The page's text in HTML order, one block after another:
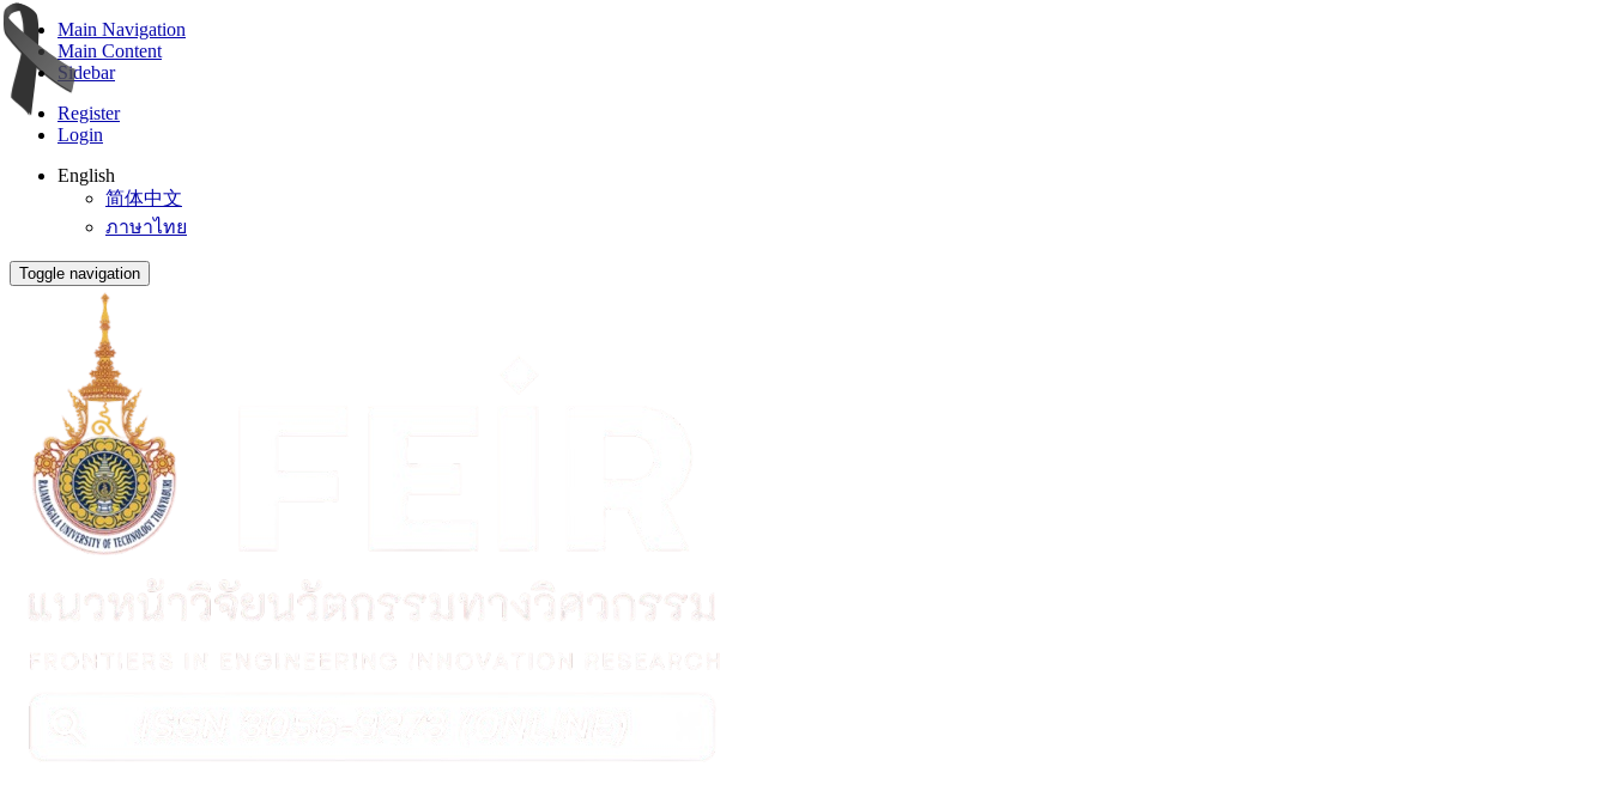
Main Navigation
Main Content
Sidebar
Register
Login
English
简体中文
ภาษาไทย
Toggle navigation